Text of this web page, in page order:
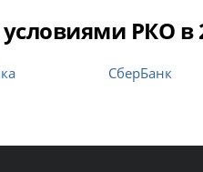
РКО в
СберБанк